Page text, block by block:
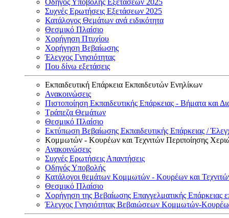
Οδηγός Υποβολής Εξετάσεων 2025
Συχνές Ερωτήσεις Εξετάσεων 2025
Κατάλογος Θεμάτων ανά ειδικότητα
Θεσμικό Πλαίσιο
Χορήγηση Πτυχίου
Χορήγηση Βεβαίωσης
Έλεγχος Γνησιότητας
Που δίνω εξετάσεις
Εκπαιδευτική Επάρκεια Εκπαιδευτών Ενηλίκων
Ανακοινώσεις
Πιστοποίηση Εκπαιδευτικής Επάρκειας - Βήματα και
Τράπεζα Θεμάτων
Θεσμικό Πλαίσιο
Εκτύπωση Βεβαίωσης Εκπαιδευτικής Επάρκειας /
Κομμωτών - Κουρέων και Τεχνιτών Περιποίησης
Ανακοινώσεις
Συχνές Ερωτήσεις Απαντήσεις
Οδηγός Υποβολής
Κατάλογοι θεμάτων Κομμωτών - Κουρέων και
Θεσμικό Πλαίσιο
Χορήγηση της Βεβαίωσης Επαγγελματικής
Έλεγχος Γνησιότητας Βεβαιώσεων Κομμωτών-